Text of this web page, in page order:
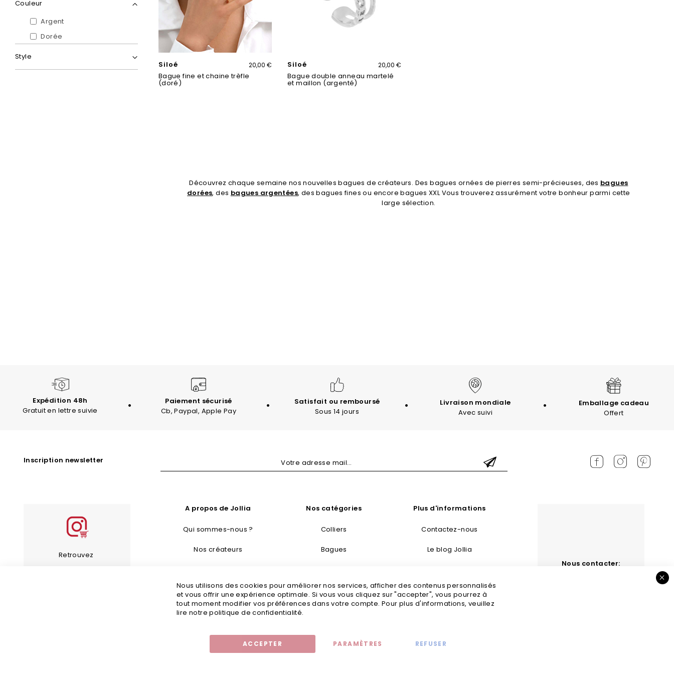
Siloé 20,00 €
Bague fine et chaine trèfle
(doré)
Siloé 20,00 €
Bague double anneau martelé
et maillon (argenté)
Découvrez chaque semaine nos nouvelles bagues de créateurs. Des bagues ornées de pierres semi-précieuses, des bagues
dorées, des bagues argentées, des bagues fines ou encore bagues XXL Vous trouverez assurément votre bonheur parmi cette
large sélection.
Couleur
Argent
Dorée
Style
Expédition 48h
Gratuit en lettre suivie
Paiement sécurisé
Cb, Paypal, Apple Pay
Satisfait ou remboursé
Sous 14 jours
Livraison mondiale
Avec suivi
Emballage cadeau
Offert
Inscription newsletter
Retrouvez
A propos de Jollia
Qui sommes-nous ?
Nos créateurs
Guide d’entretien
Guide des tailles
Nos catégories
Colliers
Bagues
Boucles d’oreilles
Plus d'informations
Contactez-nous
Le blog Jollia
Mentions légales
Nous contacter:
Nous utilisons des cookies pour améliorer nos services, afficher des contenus personnalisés
et vous offrir une expérience optimale. Si vous vous cliquez sur "accepter", vous pourrez à
tout moment modifier vos préférences dans votre compte. Pour plus d'informations, veuillez
lire notre politique de confidentialité.
ACCEPTER PARAMÈTRES REFUSER